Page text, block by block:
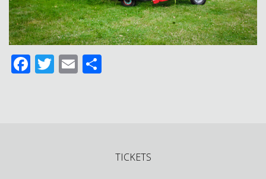
Facebook
Twitter
Email
TICKETS